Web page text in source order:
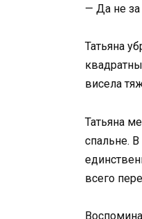
— Да не за
Татьяна
висела
Татьяна
спальне.
всего